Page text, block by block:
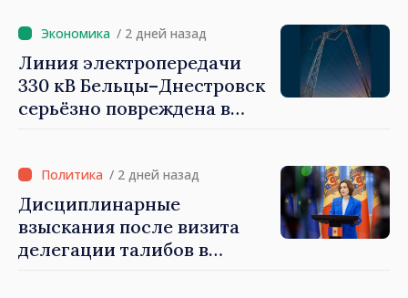
быть свободными и
честными»
/ 2 дней назад
Линия электропередачи
330 кВ Бельцы–Днестровск
серьёзно повреждена в
/ 2 дней назад
Дисциплинарные
взыскания после визита
делегации талибов в